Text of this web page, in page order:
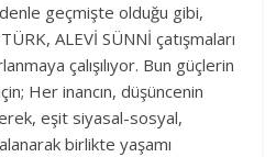
geçmişte olduğu gibi,
ALEVİ SÜNNİ çatışmaları
çalışılıyor. Bun güçlerin
Her inancın, düşüncenin
eşit siyasal-sosyal,
birlikte yaşamı